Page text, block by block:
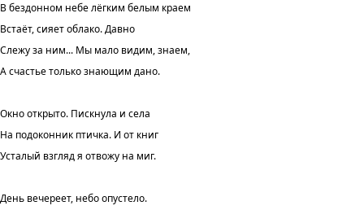
В бездонном небе лёгким белым краем
Встаёт, сияет облако. Давно
Слежу за ним... Мы мало видим, знаем,
А счастье только знающим дано.
Окно открыто. Пискнула и села
На подоконник птичка. И от книг
Усталый взгляд я отвожу на миг.
День вечереет, небо опустело.